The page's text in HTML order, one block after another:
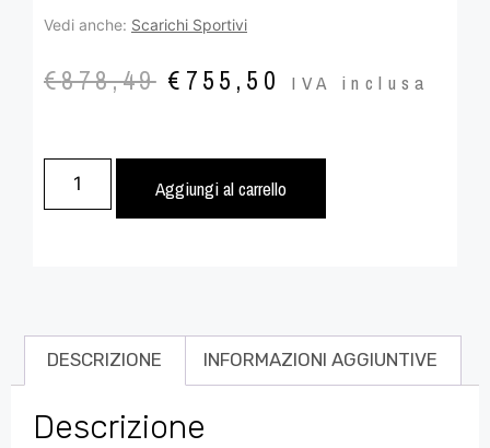
Vedi anche: Scarichi Sportivi
€878,49 € 755,50 IVA inclusa
Aggiungi al carrello
DESCRIZIONE INFORMAZIONI AGGIUNTIVE
Descrizione